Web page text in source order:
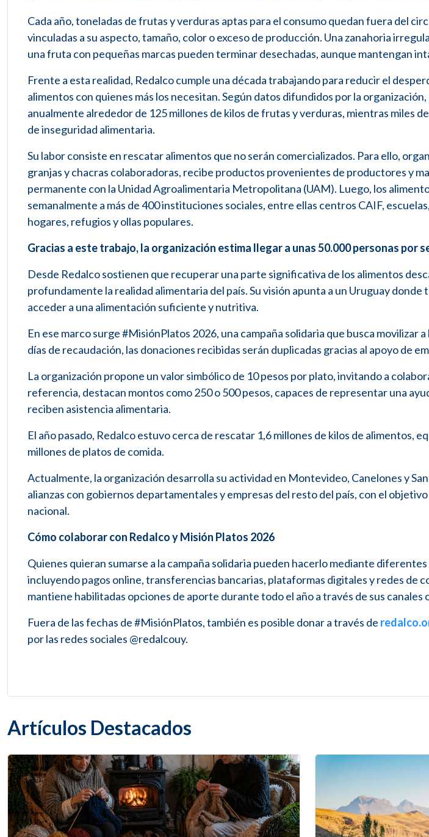
Cada año, toneladas de frutas y verduras aptas para el consumo quedan fuera del
vinculadas a su aspecto, tamaño, color o exceso de producción. Una zanahoria
una fruta con pequeñas marcas pueden terminar desechadas, aunque mantengan
Frente a esta realidad, Redalco cumple una década trabajando para reducir el
alimentos con quienes más los necesitan. Según datos difundidos por la
anualmente alrededor de 125 millones de kilos de frutas y verduras, mientras miles
de inseguridad alimentaria.
Su labor consiste en rescatar alimentos que no serán comercializados. Para ello,
granjas y chacras colaboradoras, recibe productos provenientes de productores y
permanente con la Unidad Agroalimentaria Metropolitana (UAM). Luego, los
semanalmente a más de 400 instituciones sociales, entre ellas centros CAIF,
hogares, refugios y ollas populares.
Gracias a este trabajo, la organización estima llegar a unas 50.000 personas por
Desde Redalco sostienen que recuperar una parte significativa de los alimentos
profundamente la realidad alimentaria del país. Su visión apunta a un Uruguay donde
acceder a una alimentación suficiente y nutritiva.
En ese marco surge #MisiónPlatos 2026, una campaña solidaria que busca movilizar
días de recaudación, las donaciones recibidas serán duplicadas gracias al apoyo de
La organización propone un valor simbólico de 10 pesos por plato, invitando a
referencia, destacan montos como 250 o 500 pesos, capaces de representar una
reciben asistencia alimentaria.
El año pasado, Redalco estuvo cerca de rescatar 1,6 millones de kilos de alimentos,
millones de platos de comida.
Actualmente, la organización desarrolla su actividad en Montevideo, Canelones y
alianzas con gobiernos departamentales y empresas del resto del país, con el
nacional.
Cómo colaborar con Redalco y Misión Platos 2026
Quienes quieran sumarse a la campaña solidaria pueden hacerlo mediante
incluyendo pagos online, transferencias bancarias, plataformas digitales y redes de
mantiene habilitadas opciones de aporte durante todo el año a través de sus canales
Fuera de las fechas de #MisiónPlatos, también es posible donar a través de
por las redes sociales @redalcouy.
Artículos Destacados